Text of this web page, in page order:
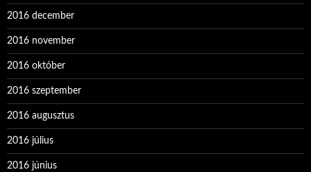
2016 december
2016 november
2016 október
2016 szeptember
2016 augusztus
2016 július
2016 június